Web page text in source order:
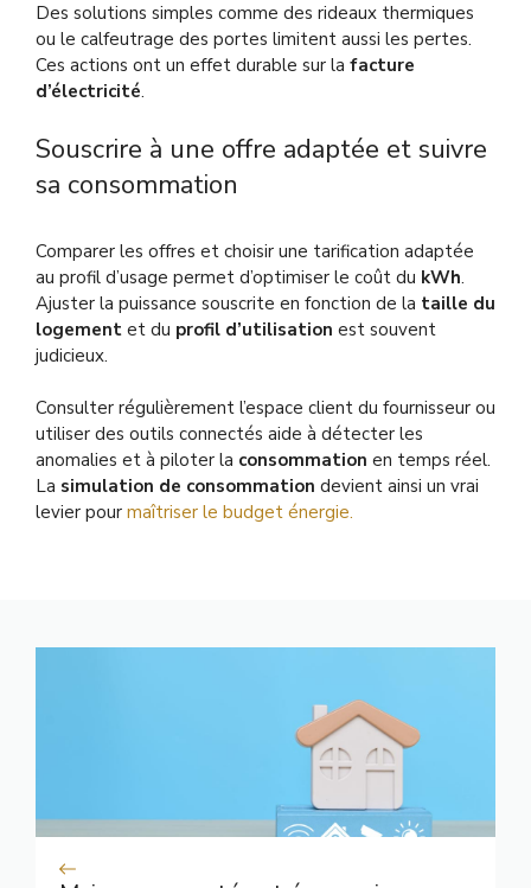
Des solutions simples comme des rideaux thermiques
ou le calfeutrage des portes limitent aussi les pertes.
Ces actions ont un effet durable sur la facture
d’électricité.
Souscrire à une offre adaptée et suivre
sa consommation
Comparer les offres et choisir une tarification adaptée
au profil d’usage permet d’optimiser le coût du kWh.
Ajuster la puissance souscrite en fonction de la taille du
logement et du profil d’utilisation est souvent
judicieux.
Consulter régulièrement l’espace client du fournisseur ou
utiliser des outils connectés aide à détecter les
anomalies et à piloter la consommation en temps réel.
La simulation de consommation devient ainsi un vrai
levier pour maîtriser le budget énergie.